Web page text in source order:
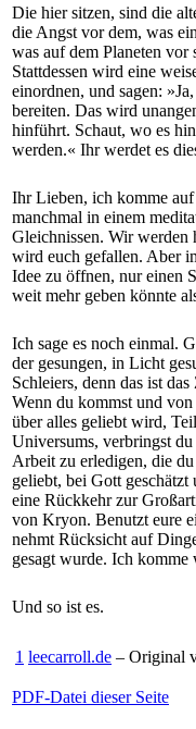
Die hier sitzen, sind die
die Angst vor dem, was
was auf dem Planeten
Stattdessen wird eine
einordnen, und sagen:
bereiten. Das wird
hinführt. Schaut, wo es
werden.« Ihr werdet es
Ihr Lieben, ich komme
manchmal in einem
Gleichnissen. Wir werden
wird euch gefallen. Aber
Idee zu öffnen, nur einen
weit mehr geben könnte
Ich sage es noch einmal.
der gesungen, in Licht
Schleiers, denn das ist
Wenn du kommst und von
über alles geliebt wird,
Universums, verbringst
Arbeit zu erledigen, die
geliebt, bei Gott
eine Rückkehr zur
von Kryon. Benutzt eure
nehmt Rücksicht auf
gesagt wurde. Ich komme
Und so ist es.
1 leecarroll.de – Original
PDF-Datei dieser Seite